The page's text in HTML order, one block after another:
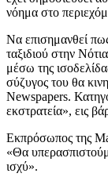
νόημα στο
Να επισημανθεί
ταξιδιού στην
μέσω της
σύζυγος του θα
Newspapers.
εκστρατεία», εις
Εκπρόσωπος της
«Θα
ισχύ».